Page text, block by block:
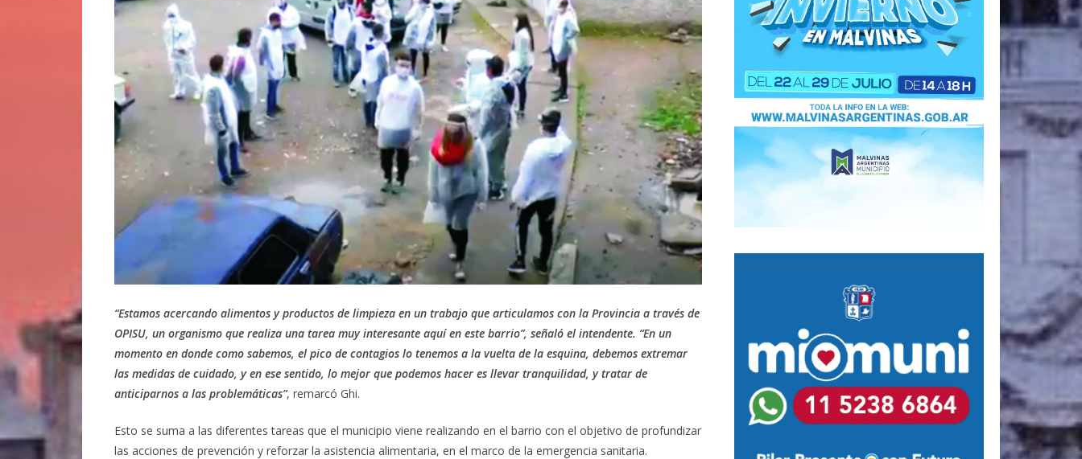
“Estamos acercando alimentos y productos de limpieza en un trabajo que articulamos con la Provincia a través de
OPISU, un organismo que realiza una tarea muy interesante aquí en este barrio”, señaló el intendente. “En un
momento en donde como sabemos, el pico de contagios lo tenemos a la vuelta de la esquina, debemos extremar
las medidas de cuidado, y en ese sentido, lo mejor que podemos hacer es llevar tranquilidad, y tratar de
anticiparnos a las problemáticas”, remarcó Ghi.
Esto se suma a las diferentes tareas que el municipio viene realizando en el barrio con el objetivo de profundizar
las acciones de prevención y reforzar la asistencia alimentaria, en el marco de la emergencia sanitaria.